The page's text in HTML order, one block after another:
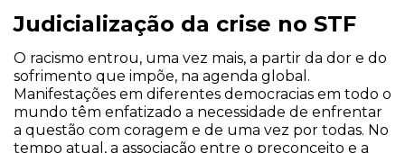
Judicialização da crise no STF
O racismo entrou, uma vez mais, a partir da dor e do
sofrimento que impõe, na agenda global.
Manifestações em diferentes democracias em todo o
mundo têm enfatizado a necessidade de enfrentar
a questão com coragem e de uma vez por todas. No
tempo atual, a associação entre o preconceito e a